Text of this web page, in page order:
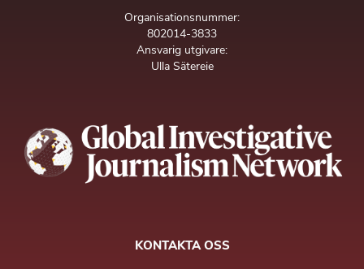
Organisationsnummer:
802014-3833
Ansvarig utgivare:
Ulla Sätereie
KONTAKTA OSS